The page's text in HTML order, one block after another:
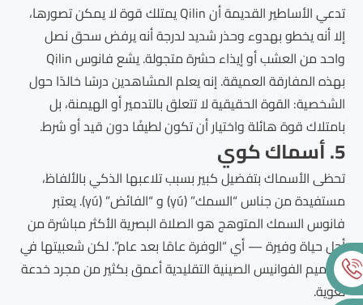
تدعي الأساطير القديمة أن Qilin يمتلك قوة لا يمكن تصورها،
إلا أنه يخطو بهدوء وحذر شديد لدرجة أنه يرفض سحق نصل
واحد من العشب أو إيذاء حشرة متجولة. يشع فانوس Qilin
بهذه المفارقة العميقة. إنه يعلم المشاهدين درسًا خالدًا حول
الشخصية: القوة الحقيقية لا تتعلق بالتدمير أو الهيمنة، بل
بامتلاك قوة هائلة واختيار أن تكون لطيفًا دون قيد أو شرط.
5. أسماك كوي
تحظى الأسماك بتفضيل كبير بسبب تلاعبها الذكي بالألفاظ،
مستفيدة من جناس “السمك” (yú) و “الفائض” (yú). يعتبر
فانوس السمك المتوهج هو الصلاة البصرية الأكثر مباشرة من
أجل حياة وفيرة — أي “الوفرة عامًا بعد عام”. لكن شعبيتها في
تصاميم الفوانيس الصينية التقليدية أعمق بكثير من مجرد خدعة
لغوية.